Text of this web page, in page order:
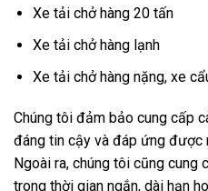
Xe tải chở hàng 20 tấn
Xe tải chở hàng lạnh
Xe tải chở hàng nặng, xe
Chúng tôi đảm bảo cung cấp
đáng tin cậy và đáp ứng được
Ngoài ra, chúng tôi cũng
trong thời gian ngắn, dài hạn